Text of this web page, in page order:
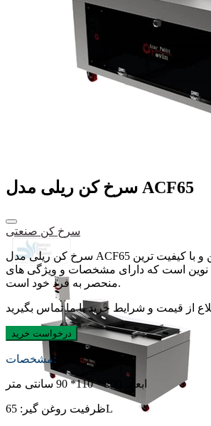
سرخ کن ریلی مدل ACF65
سرخ کن صنعتی
سرخ کن ریلی مدل ACF65 یکی از جدید ترین و با کیفیت ترین
است که دارای مشخصات و ویژگی های
منحصر به فرد خود است.
درخواست خرید
مشخصات:
ابعاد: 200 * 110* 90 سانتی متر
ظرفیت روغن گیر: 65L